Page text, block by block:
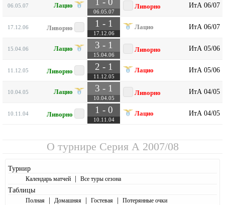
06.05.07 Лацио
06.05.07
Ливорно ИтА 06/07
17.12.06 Ливорно 1 - 1
17.12.06
Лацио ИтА 06/07
15.04.06 Лацио 3 - 1
15.04.06
Ливорно ИтА 05/06
11.12.05 Ливорно 2 - 1
11.12.05
Лацио ИтА 05/06
10.04.05 Лацио 3 - 1
10.04.05
Ливорно ИтА 04/05
10.11.04 Ливорно 1 - 0
10.11.04
Лацио ИтА 04/05
О турнире Серия А 2007/08
Турнир
Календарь матчей | Все туры сезона
Таблицы
Полная | Домашняя | Гостевая | Потерянные очки